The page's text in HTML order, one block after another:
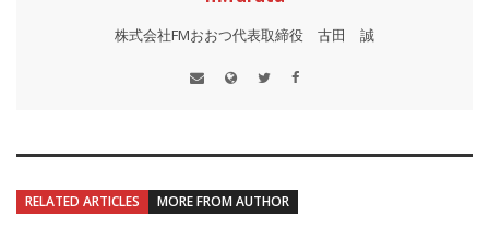
株式会社FMおおつ代表取締役 古田 誠
RELATED ARTICLES MORE FROM AUTHOR